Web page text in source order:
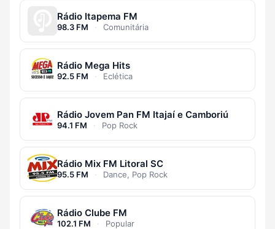
Rádio Itapema FM
98.3 FM · Comunitária
Rádio Mega Hits
92.5 FM · Eclética
Rádio Jovem Pan FM Itajaí e Camboriú
94.1 FM · Pop Rock
Rádio Mix FM Litoral SC
95.5 FM · Dance, Pop Rock
Rádio Clube FM
102.1 FM · Popular